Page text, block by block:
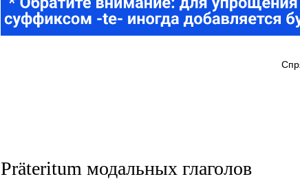
Präteritum модальных глаголов